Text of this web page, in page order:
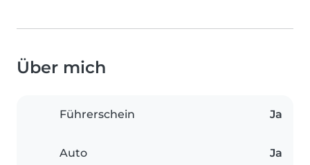
Über mich
Führerschein Ja
Auto Ja